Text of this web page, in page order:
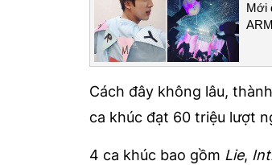
Mới
Cách đây không lâu,
ca khúc đạt 60 triệu lượt
4 ca khúc bao gồm Lie,